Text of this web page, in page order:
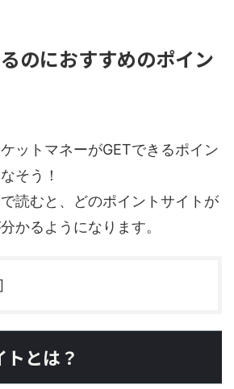
のにおすすめのポイン
ットマネーがGETできるポイン
そう！
読むと、どのポイントサイトが
かるようになります。
]
とは？